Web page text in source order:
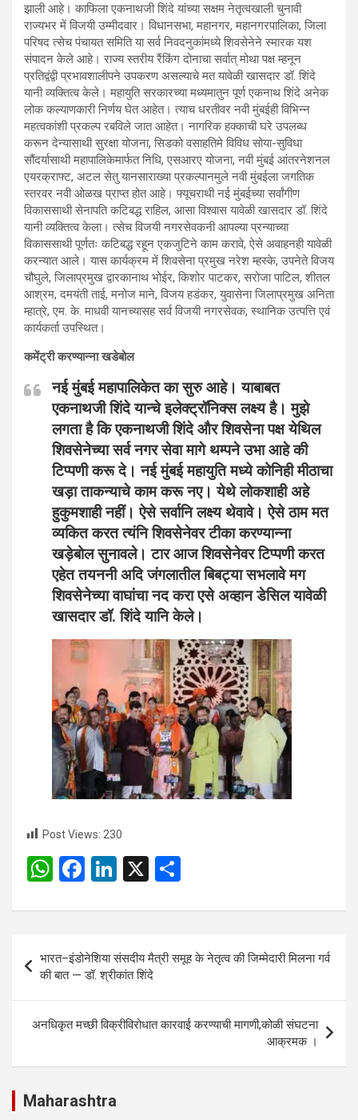
झाली आहे। काफिला एकनाथजी शिंदे यांच्या सक्षम नेतृत्वखाली चुनावी
राज्यभर में विजयी उम्मीदवार। विधानसभा, महानगर, महानगरपालिका, जिला
परिषद त्सेच पंचायत समिति या सर्व निवदनुकांमध्ये शिवसेनेने स्मारक यश
संपादन केले आहे। राज्य स्तरीय रैंकिंग दोनाचा सर्वात् मोथा पक्ष म्हनून
प्रतिद्वंद्वी प्रभावशालीपने उपकरण असल्याचे मत यावेळी खासदार डॉ. शिंदे
यानी व्यक्तित्व केले। महायुति सरकारच्या मध्यमातुन पूर्ण एकनाथ शिंदे अनेक
लोक कल्याणकारी निर्णय घेत आहेत। त्याच धरतीवर नवी मुंबईही विभिन्न
महत्वकांशी प्रकल्प रबविले जात आहेत। नागरिक हक्काची घरे उपलब्ध
करून देन्यासाथी सुरक्षा योजना, सिडको वसाहतिमे विविध सोया-सुविधा
सौंदर्यासाथी महापालिकेमार्फत निधि, एसआरए योजना, नवी मुंबई आंतरनेशनल
एयरक्राफ्ट, अटल सेतु यानसाराख्या प्रकल्पानमुले नवी मुंबईला जगतिक
स्तरवर नवी ओळख प्राप्त होत आहे। फ्यूचराथी नई मुंबईच्या सर्वांगीण
विकाससाथी सेनापति कटिबद्ध राहिल, आसा विश्वास यावेळी खासदार डॉ. शिंदे
यानी व्यक्तित्व केला। त्सेच विजयी नगरसेवकनी आपल्या प्रन्याच्या
विकाससाथी पूर्णतः कटिबद्ध रहून एकजुटिने काम करावे, ऐसे अवाहनही यावेळी
करन्यात आले। यास कार्यक्रम में शिवसेना प्रमुख नरेश म्हस्के, उपनेते विजय
चौघुले, जिलाप्रमुख द्वारकानाथ भोईर, किशोर पाटकर, सरोजा पाटिल, शीतल
आश्रम, दमयंती ताई, मनोज माने, विजय हडंकर, युवासेना जिलाप्रमुख अनिता
म्हात्रे, एम. के. माधवी यानच्यासह सर्व विजयी नगरसेवक, स्थानिक उत्पत्ति एवं
कार्यकर्ता उपस्थित।
कमेंट्री करण्यान्ना खडेबोल
नई मुंबई महापालिकेत का सुरु आहे। याबाबत
एकनाथजी शिंदे यान्चे इलेक्ट्रॉनिक्स लक्ष्य है। मुझे
लगता है कि एकनाथजी शिंदे और शिवसेना पक्ष येथिल
शिवसेनेच्या सर्व नगर सेवा मागे थम्पने उभा आहे की
टिप्पणी करू दे। नई मुंबई महायुति मध्ये कोनिही मीठाचा
खड़ा ताकन्याचे काम करू नए। येथे लोकशाही अहे
हुकुमशाही नहीं। ऐसे सर्वानि लक्ष्य थेवावे। ऐसे ठाम मत
व्यकित करत त्यंनि शिवसेनेवर टीका करण्यान्ना
खड़ेबोल सुनावले। टार आज शिवसेनेवर टिप्पणी करत
एहेत तयननी अदि जंगलातील बिबट्या सभलावे मग
शिवसेनेच्या वाघांचा नद करा एसे अव्हान डेसिल यावेळी
खासदार डॉ. शिंदे यानि केले।
Post Views: 230
W
at
A
p
p
F
ce
b
o
o
k
Li
ke
dI
n
X
ar
navigation
भारत–इंडोनेशिया संसदीय मैत्री समूह के नेतृत्व की जिम्मेदारी मिलना गर्व
की बात — डॉ. श्रीकांत शिंदे
अनधिकृत मच्छी विक्रीविरोधात कारवाई करण्याची मागणी,कोळी संघटना
आक्रमक ।
Maharashtra